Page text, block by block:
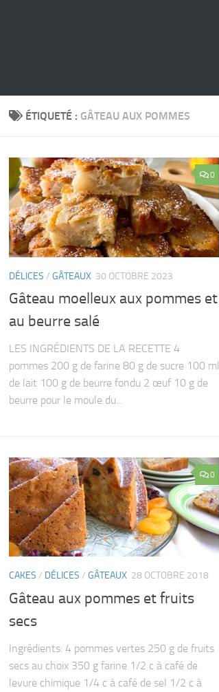
ÉTIQUETÉ : GÂTEAU AUX POMMES
0
DÉLICES / GÂTEAUX 30 OCTOBRE 2023
Gâteau moelleux aux pommes et
au beurre salé
LES INGRÉDIENTS DE LA RECETTE 4
pommes 200 g de farine 80 g de sucre 100 ml
de lait 100 g de beurre fondu 2 œuf 10 g de
beurre pour le moule du...
0
CAKES / DÉLICES / GÂTEAUX 28 OCTOBRE 2018
Gâteau aux pommes et fruits
secs
Ingrédients: 4 pommes vertes 250 g de fruits
secs au choix 350 g farine 1/2 c à café de
levure chimique 1/4 c à café de sel 1/2 c à